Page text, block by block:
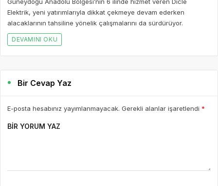
Elektrik, yeni yatırımlarıyla dikkat çekmeye devam ederken
alacaklarının tahsiline yönelik çalışmalarını da sürdürüyor.
DEVAMINI OKU
Bir Cevap Yaz
E-posta hesabınız yayımlanmayacak. Gerekli alanlar işaretlendi *
BIR YORUM YAZ